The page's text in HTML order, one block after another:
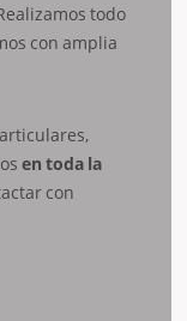
todo
con amplia
en toda la
con